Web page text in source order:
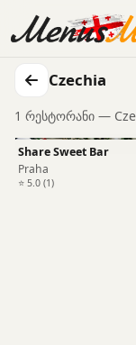
Czechia
1 რესტორანი —
Share Sweet Bar
Praha
⭐ 5.0 (1)